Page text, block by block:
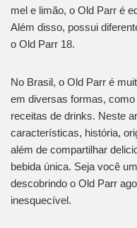
mel e limão, o Old Parr é
Além disso, possui
o Old Parr 18.
No Brasil, o Old Parr é
em diversas formas,
receitas de drinks. Neste
características, história,
além de compartilhar
bebida única. Seja você
descobrindo o Old Parr
inesquecível.